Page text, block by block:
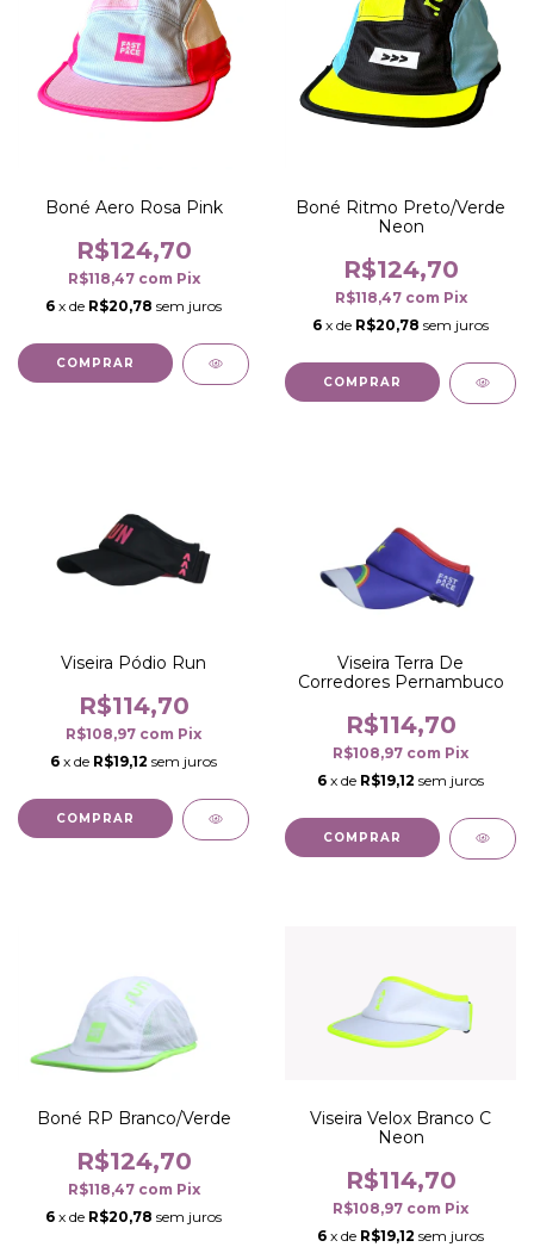
Boné Aero Rosa Pink
R$124,70
R$118,47 com Pix
6 x de R$20,78 sem juros
COMPRAR
Boné Ritmo Preto/Verde
Neon
R$124,70
R$118,47 com Pix
6 x de R$20,78 sem juros
COMPRAR
Viseira Pódio Run
R$114,70
R$108,97 com Pix
6 x de R$19,12 sem juros
COMPRAR
Viseira Terra De
Corredores Pernambuco
R$114,70
R$108,97 com Pix
6 x de R$19,12 sem juros
COMPRAR
Boné RP Branco/Verde
R$124,70
R$118,47 com Pix
6 x de R$20,78 sem juros
Viseira Velox Branco C
Neon
R$114,70
R$108,97 com Pix
6 x de R$19,12 sem juros